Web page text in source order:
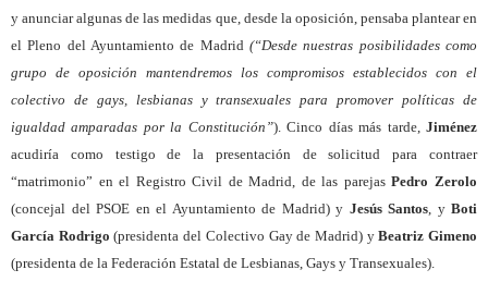
y anunciar algunas de las medidas que, desde la oposición, pensaba plantear en
el Pleno del Ayuntamiento de Madrid (“Desde nuestras posibilidades como
grupo de oposición mantendremos los compromisos establecidos con el
colectivo de gays, lesbianas y transexuales para promover políticas de
igualdad amparadas por la Constitución”). Cinco días más tarde,Jiménez
acudiría como testigo de la presentación de solicitud para contraer
“matrimonio” en el Registro Civil de Madrid, de las parejasPedro Zerolo
(concejal del PSOE en el Ayuntamiento de Madrid) y Jesús Santos, y Boti
García Rodrigo (presidenta del Colectivo Gay de Madrid) yBeatriz Gimeno
(presidenta de la Federación Estatal de Lesbianas, Gays y Transexuales).